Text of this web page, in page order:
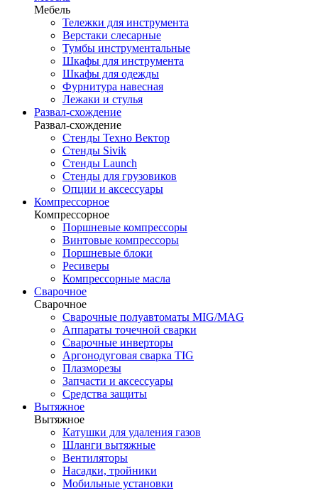
Мебель
Тележки для инструмента
Верстаки слесарные
Тумбы инструментальные
Шкафы для инструмента
Шкафы для одежды
Фурнитура навесная
Лежаки и стулья
Развал-схождение
Развал-схождение
Стенды Техно Вектор
Стенды Sivik
Стенды Launch
Стенды для грузовиков
Опции и аксессуары
Компрессорное
Компрессорное
Поршневые компрессоры
Винтовые компрессоры
Поршневые блоки
Ресиверы
Компрессорные масла
Сварочное
Сварочное
Сварочные полуавтоматы MIG/MAG
Аппараты точечной сварки
Сварочные инверторы
Аргонодуговая сварка TIG
Плазморезы
Запчасти и аксессуары
Средства защиты
Вытяжное
Вытяжное
Катушки для удаления газов
Шланги вытяжные
Вентиляторы
Насадки, тройники
Мобильные установки